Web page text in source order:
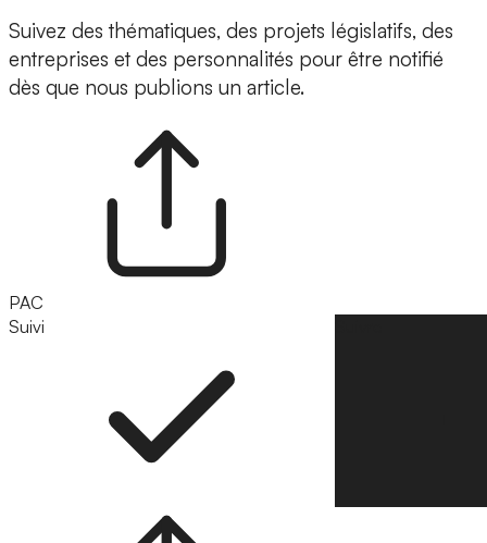
Suivez des thématiques, des projets législatifs, des
entreprises et des personnalités pour être notifié
dès que nous publions un article.
PAC
Suivi